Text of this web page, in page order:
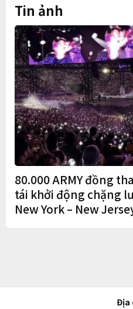
Tin ảnh
80.000 ARMY đồng
tái khởi động chặng
New York – New
Địa